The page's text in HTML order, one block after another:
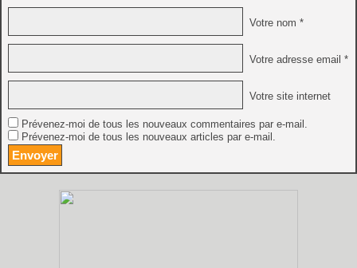
Votre nom *
Votre adresse email *
Votre site internet
Prévenez-moi de tous les nouveaux commentaires par e-mail.
Prévenez-moi de tous les nouveaux articles par e-mail.